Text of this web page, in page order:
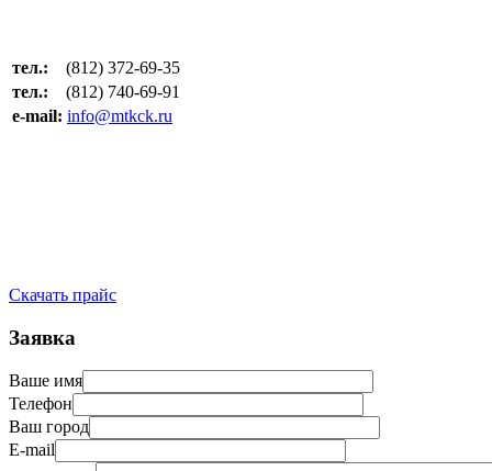
тел.: (812) 372-69-35
тел.: (812) 740-69-91
e-mail: info@mtkck.ru
Скачать прайс
Заявка
Ваше имя
Телефон
Ваш город
E-mail